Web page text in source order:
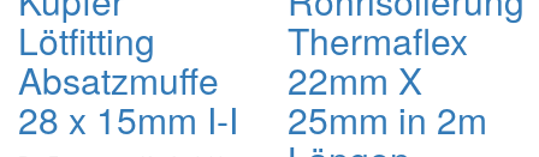
Lötfitting
Absatzmuffe
28 x 15mm I-I
Thermaflex
22mm X
25mm in 2m